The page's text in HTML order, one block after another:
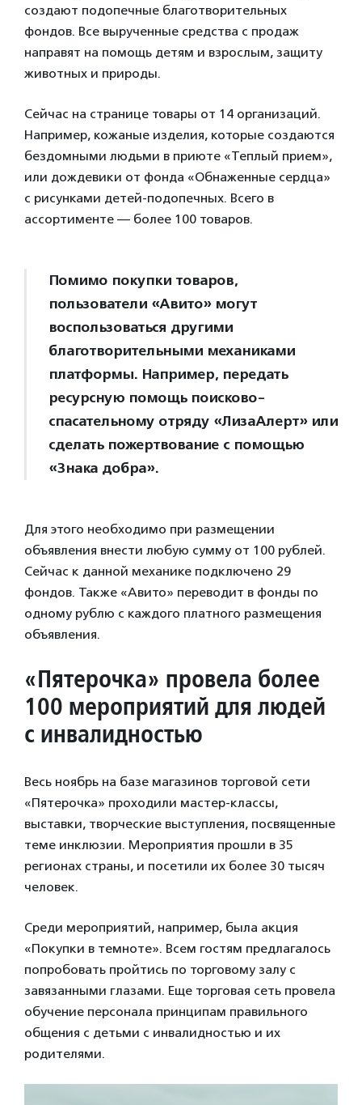
создают подопечные благотворительных
фондов. Все вырученные средства с продаж
направят на помощь детям и взрослым, защиту
животных и природы.
Сейчас на странице товары от 14 организаций.
Например, кожаные изделия, которые создаются
бездомными людьми в приюте «Теплый прием»,
или дождевики от фонда «Обнаженные сердца»
с рисунками детей-подопечных. Всего в
ассортименте — более 100 товаров.
Помимо покупки товаров,
пользователи «Авито» могут
воспользоваться другими
благотворительными механиками
платформы. Например, передать
ресурсную помощь поисково-
спасательному отряду «ЛизаАлерт» или
сделать пожертвование с помощью
«Знака добра».
Для этого необходимо при размещении
объявления внести любую сумму от 100 рублей.
Сейчас к данной механике подключено 29
фондов. Также «Авито» переводит в фонды по
одному рублю с каждого платного размещения
объявления.
«Пятерочка» провела более
100 мероприятий для людей
с инвалидностью
Весь ноябрь на базе магазинов торговой сети
«Пятерочка» проходили мастер-классы,
выставки, творческие выступления, посвященные
теме инклюзии. Мероприятия прошли в 35
регионах страны, и посетили их более 30 тысяч
человек.
Среди мероприятий, например, была акция
«Покупки в темноте». Всем гостям предлагалось
попробовать пройтись по торговому залу с
завязанными глазами. Еще торговая сеть провела
обучение персонала принципам правильного
общения с детьми с инвалидностью и их
родителями.